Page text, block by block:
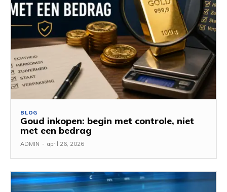
BLOG
Goud inkopen: begin met controle, niet
met een bedrag
ADMIN - april 26, 2026